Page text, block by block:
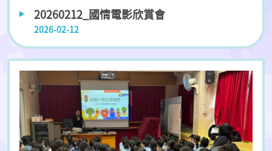
20260212_國情電影欣賞會
2026-02-12